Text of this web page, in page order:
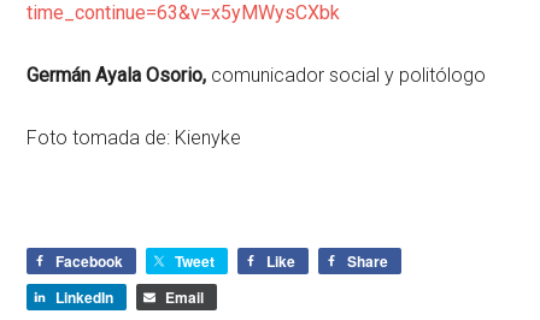
time_continue=63&v=x5yMWysCXbk
Germán Ayala Osorio, comunicador social y politólogo
Foto tomada de: Kienyke
Facebook Tweet Like
Share
LinkedIn
Email